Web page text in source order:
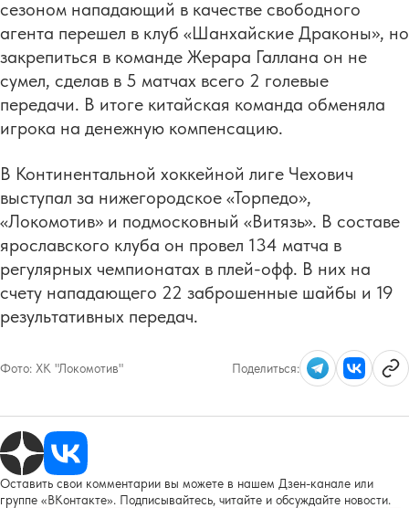
сезоном нападающий в качестве свободного
агента перешел в клуб «Шанхайские Драконы», но
закрепиться в команде Жерара Галлана он не
сумел, сделав в 5 матчах всего 2 голевые
передачи. В итоге китайская команда обменяла
игрока на денежную компенсацию.
В Континентальной хоккейной лиге Чехович
выступал за нижегородское «Торпедо»,
«Локомотив» и подмосковный «Витязь». В составе
ярославского клуба он провел 134 матча в
регулярных чемпионатах в плей-офф. В них на
счету нападающего 22 заброшенные шайбы и 19
результативных передач.
Фото: ХК "Локомотив" Поделиться:
Оставить свои комментарии вы можете в нашем Дзен-канале или
группе «ВКонтакте». Подписывайтесь, читайте и обсуждайте новости.